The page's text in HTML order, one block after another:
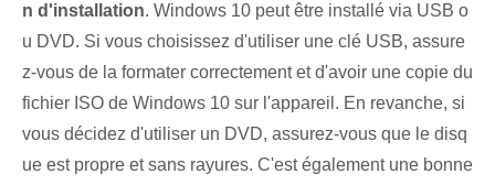
n d'installation. Windows 10 peut être installé via USB o
u DVD. Si vous choisissez d'utiliser une clé USB, assure
z-vous de la formater correctement et d'avoir une copie du
fichier ISO de Windows 10 sur l'appareil. En revanche, si
vous décidez d'utiliser un DVD, assurez-vous que le disq
ue est propre et sans rayures. C'est également une bonne